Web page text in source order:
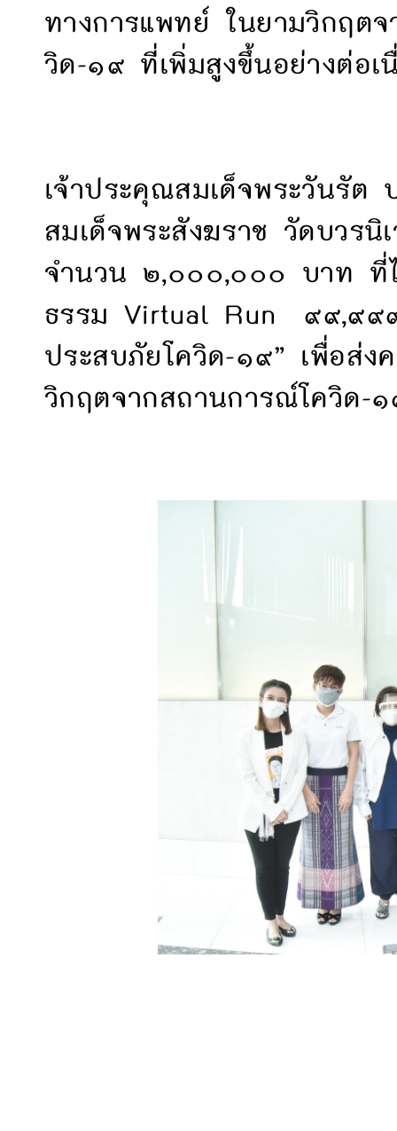
ทางการแพทย์ ในยามวิกฤตจ
วิด-๑๙ ที่เพิ่มสูงขึ้นอย่างต่อ
เจ้าประคุณสมเด็จพระวันรัต
สมเด็จพระสังฆราช วัดบวร
จำนวน ๒,๐๐๐,๐๐๐ บาท ที่ไ
ธรรม Virtual Run ๙๙,๙๙๙
ประสบภัยโควิด-๑๙” เพื่อส่ง
วิกฤตจากสถานการณ์โควิด-